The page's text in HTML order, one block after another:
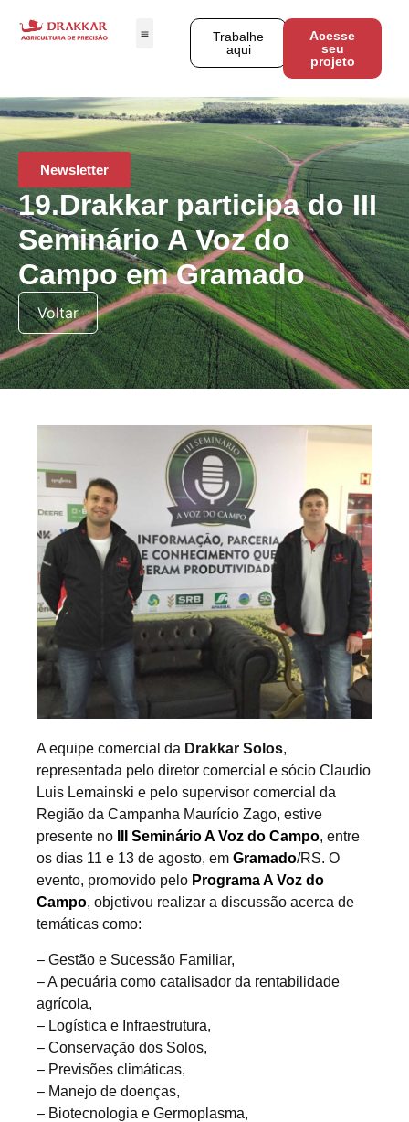
Trabalhe
aqui
Acesse
seu
projeto
Newsletter
19.Drakkar participa do III
Seminário A Voz do
Campo em Gramado
Voltar
A equipe comercial da Drakkar Solos,
representada pelo diretor comercial e sócio Claudio
Luis Lemainski e pelo supervisor comercial da
Região da Campanha Maurício Zago, estive
presente no
III Seminário A Voz do Campo, entre
os dias 11 e 13 de agosto, em Gramado/RS. O
evento, promovido pelo Programa A Voz do
Campo, objetivou realizar a discussão acerca de
temáticas como:
– Gestão e Sucessão Familiar,
– A pecuária como catalisador da rentabilidade
agrícola,
– Logística e Infraestrutura,
– Conservação dos Solos,
– Previsões climáticas,
– Manejo de doenças,
– Biotecnologia e Germoplasma,